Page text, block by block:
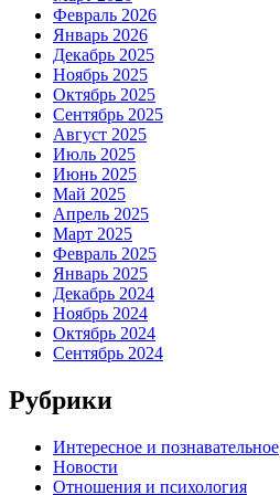
Февраль 2026
Январь 2026
Декабрь 2025
Ноябрь 2025
Октябрь 2025
Сентябрь 2025
Август 2025
Июль 2025
Июнь 2025
Май 2025
Апрель 2025
Март 2025
Февраль 2025
Январь 2025
Декабрь 2024
Ноябрь 2024
Октябрь 2024
Сентябрь 2024
Рубрики
Интересное и познавательное
Новости
Отношения и психология